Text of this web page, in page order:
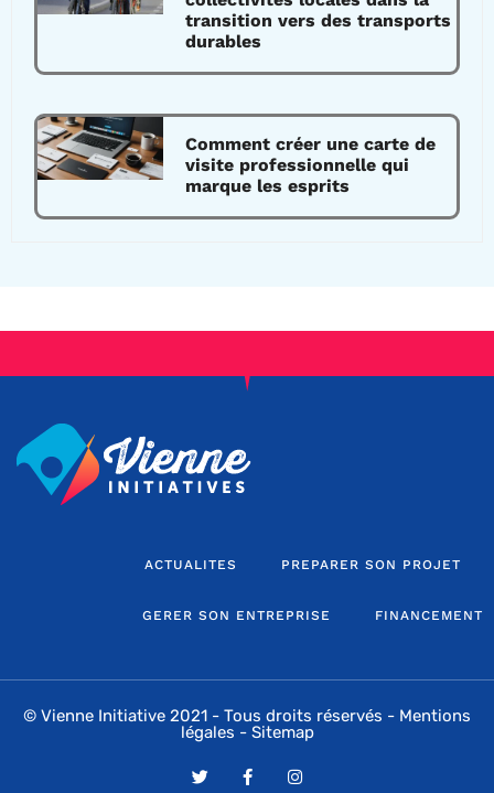
transition vers des transports
durables
Comment créer une carte de
visite professionnelle qui
marque les esprits
ACTUALITES PREPARER SON PROJET
GERER SON ENTREPRISE FINANCEMENT
© Vienne Initiative 2021 - Tous droits réservés - Mentions
légales - Sitemap